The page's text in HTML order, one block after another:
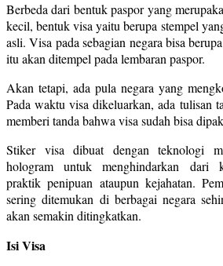
Berbeda dari bentuk paspor yang
kecil, bentuk visa yaitu berupa stempel
asli. Visa pada sebagian negara bisa
itu akan ditempel pada lembaran paspor.
Akan tetapi, ada pula negara yang
Pada waktu visa dikeluarkan, ada tulisan
memberi tanda bahwa visa sudah bisa
Stiker visa dibuat dengan teknologi
hologram untuk menghindarkan dari
praktik penipuan ataupun kejahatan.
sering ditemukan di berbagai negara
akan semakin ditingkatkan.
Isi Visa